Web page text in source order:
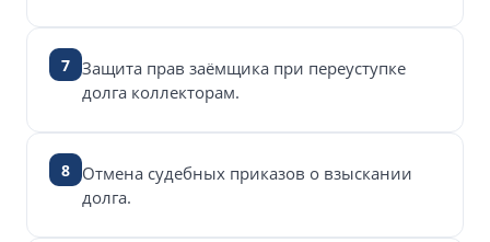
7 Защита прав заёмщика при переуступке
долга коллекторам.
8
Отмена судебных приказов о взыскании
долга.